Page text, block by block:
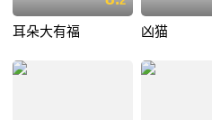
耳朵大有福 凶猫